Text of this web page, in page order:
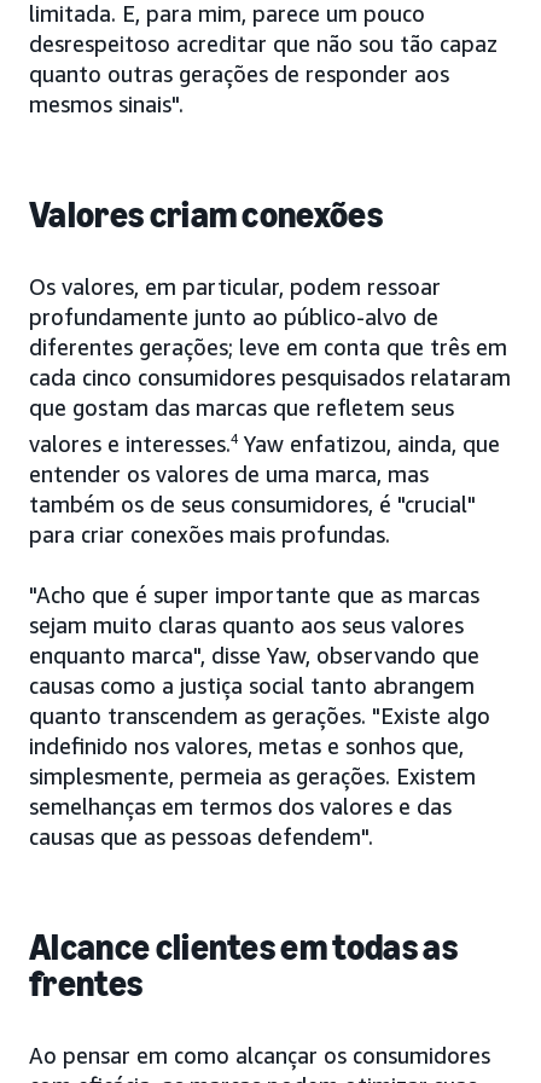
limitada. E, para mim, parece um pouco
desrespeitoso acreditar que não sou tão capaz
quanto outras gerações de responder aos
mesmos sinais".
Valores criam conexões
Os valores, em particular, podem ressoar
profundamente junto ao público-alvo de
diferentes gerações; leve em conta que três em
cada cinco consumidores pesquisados relataram
que gostam das marcas que refletem seus
valores e interesses.4 Yaw enfatizou, ainda, que
entender os valores de uma marca, mas
também os de seus consumidores, é "crucial"
para criar conexões mais profundas.
"Acho que é super importante que as marcas
sejam muito claras quanto aos seus valores
enquanto marca", disse Yaw, observando que
causas como a justiça social tanto abrangem
quanto transcendem as gerações. "Existe algo
indefinido nos valores, metas e sonhos que,
simplesmente, permeia as gerações. Existem
semelhanças em termos dos valores e das
causas que as pessoas defendem".
Alcance clientes em todas as
frentes
Ao pensar em como alcançar os consumidores